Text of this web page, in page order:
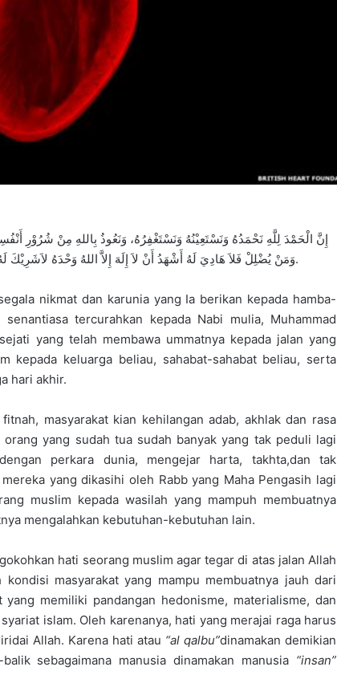
إِنَّ الْحَمْدَ لِلَّهِ نَحْمَدُهُ وَنَسْتَعِيْنُهُ وَنَسْتَغْفِرُهُ، وَنَعُوذُ بِاللهِ مِنْ شُرُوْرِ
وَمَنْ يُضْلِلْ فَلاَ هَادِيَ لَهُ أَشْهَدُ أَنْ لاَ إِلَهَ إِلاَّ اللهُ وَحْدَهُ لاَشَرِيْكَ لَهُ، وَأَشْهَدُ أَنَّ مُحَمَّدًا عَبْدُهُ وَرَسُوْلُهُ.، أَمَّا بَعْدُ.
nikmat dan karunia yang Ia berikan kepada hamba-
tercurahkan kepada Nabi mulia, Muhammad
yang telah membawa ummatnya kepada jalan yang
kepada keluarga beliau, sahabat-sahabat beliau, serta
hari akhir.
masyarakat kian kehilangan adab, akhlak dan rasa
yang sudah tua sudah banyak yang tak peduli lagi
perkara dunia, mengejar harta, takhta,dan tak
yang dikasihi oleh Rabb yang Maha Pengasih lagi
muslim kepada wasilah yang mampuh membuatnya
mengalahkan kebutuhan-kebutuhan lain.
hati seorang muslim agar tegar di atas jalan Allah
masyarakat yang mampu membuatnya jauh dari
memiliki pandangan hedonisme, materialisme, dan
islam. Oleh karenanya, hati yang merajai raga harus
Allah. Karena hati atau “al qalbu”dinamakan demikian
sebagaimana manusia dinamakan manusia “insan”